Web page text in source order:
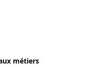
métiers